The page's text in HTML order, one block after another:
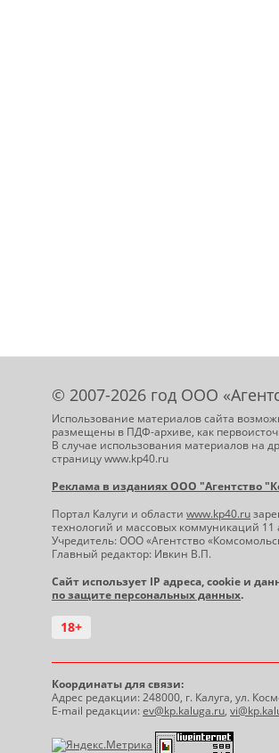
© 2007-2026 год ООО
Использование материалов сайта
размещены в ПДФ-архиве, как
В случае использования материалов на
страницу www.kp40.ru
Реклама в изданиях ООО "Агентство
Портал Калуги и области www.kp40.ru
технологий и массовых коммуникаций
Учредитель: ООО «Агентство
Главный редактор: Ивкин В.П.
Сайт использует IP адреса, cookie и
по защите персональных данных.
18+
Координаты для связи:
Адрес редакции: 248000, г. Калуга, ул.
E-mail редакции:ev@kp.kaluga.ru,